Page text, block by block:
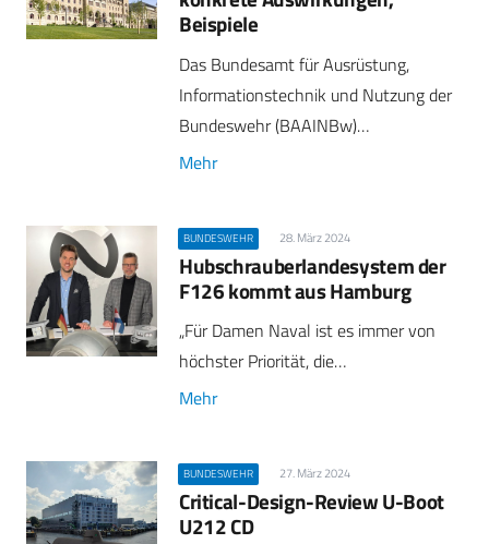
Beispiele
Das Bundesamt für Ausrüstung,
Informationstechnik und Nutzung der
Bundeswehr (BAAINBw)…
Mehr
BUNDESWEHR 28. März 2024
Hubschrauberlandesystem der
F126 kommt aus Hamburg
„Für Damen Naval ist es immer von
höchster Priorität, die…
Mehr
BUNDESWEHR 27. März 2024
Critical-Design-Review U-Boot
U212 CD